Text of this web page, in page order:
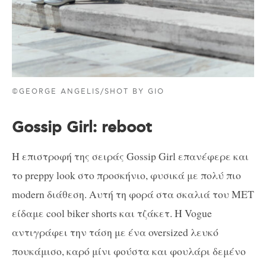
©GEORGE ANGELIS/SHOT BY GIO
Gossip Girl: reboot
Η επιστροφή της σειράς Gossip Girl επανέφερε και
το preppy look στο προσκήνιο, φυσικά με πολύ πιο
modern διάθεση. Αυτή τη φορά στα σκαλιά του MET
είδαμε cool biker shorts και τζάκετ. Η Vogue
αντιγράφει την τάση με ένα oversized λευκό
πουκάμισο, καρό μίνι φούστα και φουλάρι δεμένο